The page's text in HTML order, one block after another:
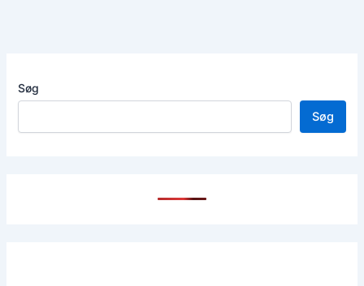
Søg
Søg